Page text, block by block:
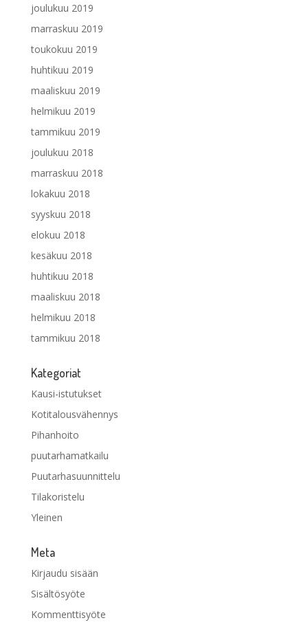
joulukuu 2019
marraskuu 2019
toukokuu 2019
huhtikuu 2019
maaliskuu 2019
helmikuu 2019
tammikuu 2019
joulukuu 2018
marraskuu 2018
lokakuu 2018
syyskuu 2018
elokuu 2018
kesäkuu 2018
huhtikuu 2018
maaliskuu 2018
helmikuu 2018
tammikuu 2018
Kategoriat
Kausi-istutukset
Kotitalousvähennys
Pihanhoito
puutarhamatkailu
Puutarhasuunnittelu
Tilakoristelu
Yleinen
Meta
Kirjaudu sisään
Sisältösyöte
Kommenttisyöte